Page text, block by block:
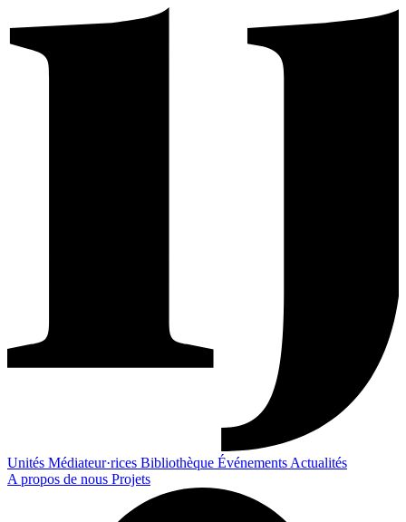
Unités Médiateur·rices Bibliothèque Événements Actualités
A propos de nous Projets